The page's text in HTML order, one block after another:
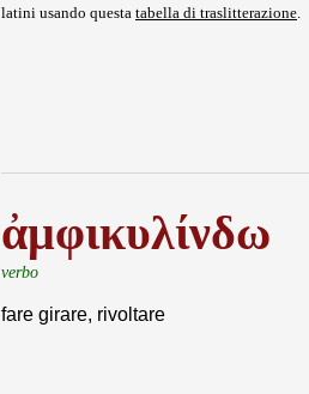
latini usando questa tabella di traslitterazione.
ἀμφικυλίνδω
verbo
fare girare, rivoltare